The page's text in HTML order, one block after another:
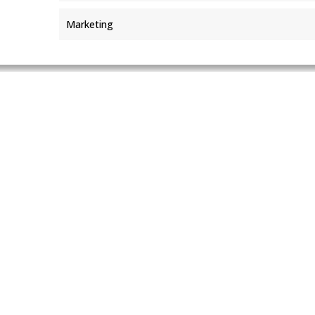
Marketing